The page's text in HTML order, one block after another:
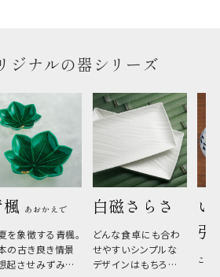
ジナルの器シリーズ
あおかえで
を象徴する青楓。
の古き良き情景
起させみずみず
白磁さらさ
どんな食卓にも合わ
せやすいシンプルな
デザインはもちろん、
い
こひ